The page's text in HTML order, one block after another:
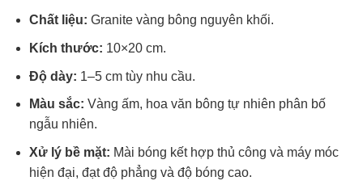
Chất liệu: Granite vàng bông nguyên khối.
Kích thước: 10×20 cm.
Độ dày: 1–5 cm tùy nhu cầu.
Màu sắc: Vàng ấm, hoa văn bông tự nhiên phân bố
ngẫu nhiên.
Xử lý bề mặt: Mài bóng kết hợp thủ công và máy móc
hiện đại, đạt độ phẳng và độ bóng cao.